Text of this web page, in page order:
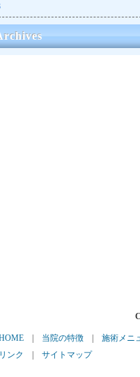
当院の特徴 施術メニ
リンク
サイトマップ